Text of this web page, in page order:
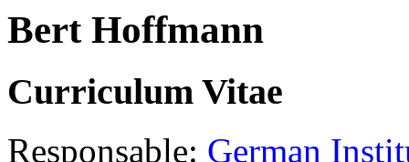
Bert Hoffmann
Curriculum Vitae
Responsable: German